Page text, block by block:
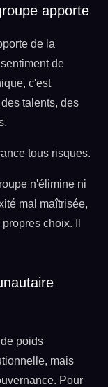
apporte
de la
de
c'est
talents, des
tous risques.
n'élimine ni
mal maîtrisée,
choix. Il
poids
mais
Pour